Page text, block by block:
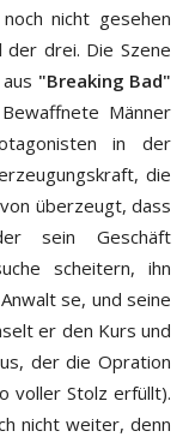
nicht gesehen
der drei. Die Szene
"Breaking Bad"
Männer
in der
die
überzeugt, dass
sein Geschäft
scheitern, ihn
se, und seine
er den Kurs und
der die Opration
voller Stolz erfüllt).
nicht weiter, denn